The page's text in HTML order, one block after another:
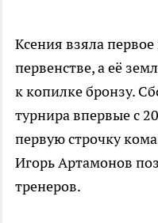
Ксения взяла
первенстве, а её
к копилке бронзу.
турнира впервые с
первую строчку
Игорь Артамонов
тренеров.